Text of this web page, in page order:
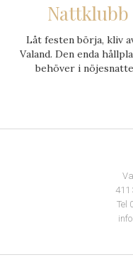
Nattklubb
Låt festen börja, kliv
Valand. Den enda
behöver i
411
Tel